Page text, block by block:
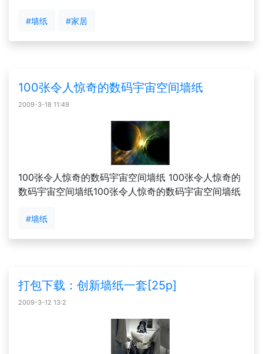
#墙纸 #家居
100张令人惊奇的数码宇宙空间墙纸
2009-3-18 11:49
100张令人惊奇的数码宇宙空间墙纸 100张令人惊奇的
数码宇宙空间墙纸100张令人惊奇的数码宇宙空间墙纸
#墙纸
打包下载：创新墙纸一套[25p]
2009-3-12 13:2